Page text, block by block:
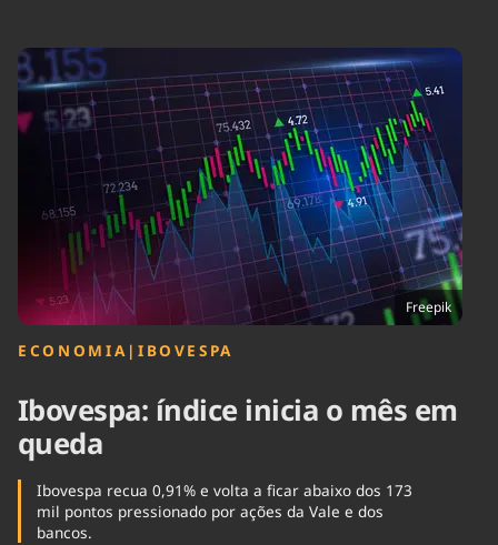
Agronegócios
Brasil
Brasil Mineral
Ciência &
Tecnologia
Comportamento
Cultura
Economia
Educação
Infraestrutura
Internacional
Meio Ambiente
Podcast
Política
Saúde
Tempo
Freepik
ECONOMIA | IBOVESPA
Ibovespa: índice inicia o mês em
queda
Ibovespa recua 0,91% e volta a ficar abaixo dos 173
mil pontos pressionado por ações da Vale e dos
bancos.